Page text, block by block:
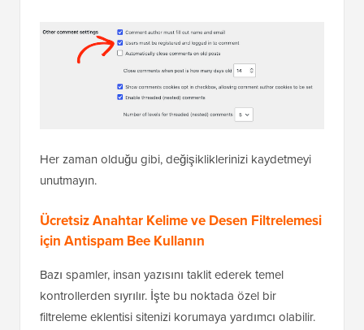
Her zaman olduğu gibi, değişikliklerinizi kaydetmeyi
için Antispam Bee Kullanın
Bazı spamler, insan yazısını taklit ederek temel
filtreleme eklentisi sitenizi korumaya yardımcı olabilir.
Antispam Bee , API anahtarı veya hesap kaydı
gerektirmeyen mükemmel, ücretsiz, gizlilik dostu bir
spam önleme eklentisidir. Antispam Bee'yi yüklemek,